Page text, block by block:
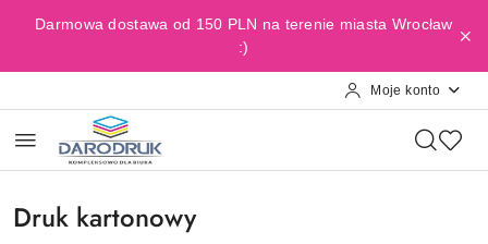
Przejdź do treści głównej
Przejdź do wyszukiwarki
Przejdź do moje konto
Przejdź do menu głównego
Przejdź do stopki
Darmowa dostawa od 150 PLN na terenie miasta Wrocław
:)
Moje konto
Druk kartonowy